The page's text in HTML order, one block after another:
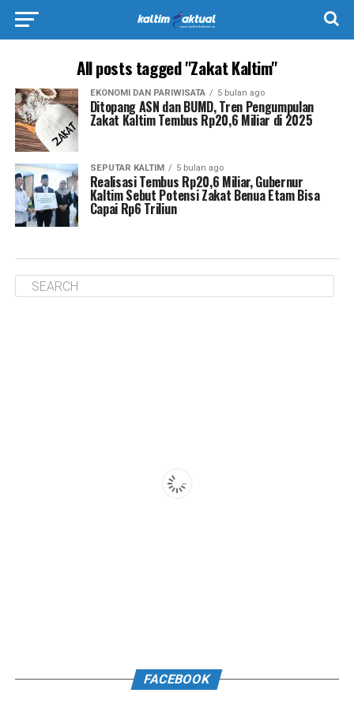
All posts tagged "Zakat Kaltim"
EKONOMI DAN PARIWISATA 5 bulan ago
Ditopang ASN dan BUMD, Tren Pengumpulan
Zakat Kaltim Tembus Rp20,6 Miliar di 2025
SEPUTAR KALTIM 5 bulan ago
Realisasi Tembus Rp20,6 Miliar, Gubernur
Kaltim Sebut Potensi Zakat Benua Etam Bisa
Capai Rp6 Triliun
FACEBOOK